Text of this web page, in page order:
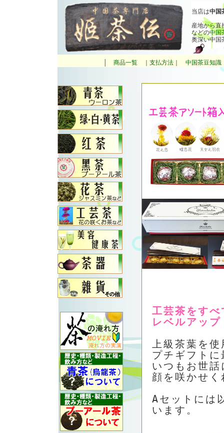
当店は中国
産地から直
などの中国
奥深い中国
商品一覧 支払方法 中国茶豆知識
工芸茶をす
レベルアップ
上級茶葉を
プチギフト
いつもお世
顔を咲かせ
Aセットには
います。